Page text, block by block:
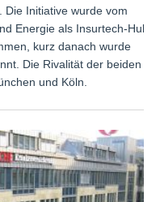
Die Initiative wurde vom
Energie als Insurtech-Hub
kurz danach wurde
Die Rivalität der beiden
und Köln.